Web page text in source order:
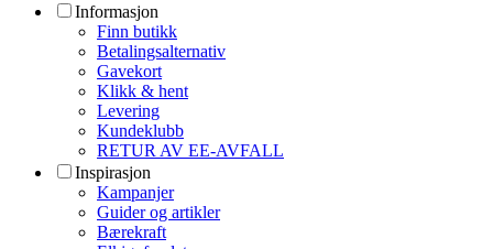
Informasjon
Finn butikk
Betalingsalternativ
Gavekort
Klikk & hent
Levering
Kundeklubb
RETUR AV EE-AVFALL
Inspirasjon
Kampanjer
Guider og artikler
Bærekraft